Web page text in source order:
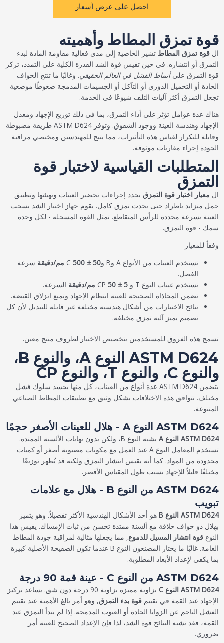
احصل على عرض أسعار
قوة تمزق المطاط وأهميته
ال قوة تمزق المطاط تشير الخاصية إلى مدى فعالية مقاومة المادة لبدء
التمزق أو انتشاره. في حين تقيس قوة الشد القدرة الكلية على التمدد، تركز
قوة التمزق علىأنماط الفشل في العالم الحقيقي. وغالبًا ما تنتج الحواف
الحادة أو التحميل الدوري أو التآكل أو الجسيمات المدمجة ضغوطًا موضعية
تجعل التمزق أكثر آليات التلف شيوعًا في الخدمة.
هناك عدة عوامل تؤثر على أداء التمزق، بما في ذلك توزيع الإجهاد ومعدل
الإجهاد وهندسة العينة ووجود الشقوق. وتوفر ASTM D624 طريقة مضبوطة
وقابلة للتكرار لقياس هذه التأثيرات، مما يتيح للمهندسين ومختصي مراقبة
الجودة إجراء مقارنات موثوقة.
المتطلبات القياسية لاختبار قوة
التمزق
ال معيار اختبار قوة التمزق يحدد إجراءات تحضير العينات وتهيئتها وتطبيق
حمل متزايد باطراد حتى يحدث تمزق كامل. يقوم جهاز اختبار الشد بسحب
العينة بسرعة محددة للرأس المتقاطع. تمثل القوة المسجلة - لكل وحدة
سمك - قوة التمزق.
وفقاً للمعيار
تستخدم العينات من الأنواع A وB وC
500 ± 50 مم/دقيقة
سرعة
الفصل.
تستخدم عينات النوع T و CP
50 ± 5 مم/دقيقة
السرعة.
تضمن المحاذاة الصحيحة للعينة انتظام الإجهاد وتمنع انزلاق القبضة.
نتائج الاختبارات من أشكال هندسية مختلفة غير قابلة للتبديل لأن كل
تصميم يميز آلية تمزق مختلفة.
تسمح هذه الفروق للمستخدمين بتخصيص الاختبار لظروف منتج معين.
ASTM D624 النوع A، والنوع B،
والنوع C، والنوع T، والنوع CP
يتضمن ASTM D624 عدة أنواع من العينات، كل منها يجسد سلوك فشل
مختلف. تتوافق هذه الاختلافات بشكل وثيق مع تطبيقات المطاط الصناعي
المتنوعة.
ASTM D624 النوع A - هلال للعينات الأصغر حجمًا
ASTM D624 النوع A
يشبه النوع B، ولكن بدون نهايات الألسنة الممتدة.
تستخدم المعامل النوع A عند العمل مع مكونات مصبوبة أصغر أو كميات
محدودة من المواد. كما أنه يقيس انتشار التمزق ولكنه قد يُظهر توزيعًا
مختلفًا قليلاً للإجهاد بسبب طول المقياس الأقصر.
ASTM D624 من النوع B - هلال مع علامات
تبويب
ASTM D624 النوع B
هو أحد الأشكال الهندسية الأكثر تفضيلاً. وهو يتميز
بهلال ذو حواف حلاقة مع ألسنة ممتدة تحسن من ثبات الإمساك. يقيس هذا
النوع قوة انتشار المسيل للدموع, مما يجعلها مثالية لمراقبة جودة المطاط
العامة. غالبًا ما يختار المصنعون النوع B عندما تكون الصفيحة الأصلية كبيرة
بما يكفي لإعداد الأبعاد المطلوبة.
ASTM D624 من النوع C - عينة قمة 90 درجة
ASTM D624 النوع C
بزاوية مميزة بزاوية 90 درجة دون شق. يساعد تركيز
الإجهاد عند القمة في تقييم قوة بدء التمزق, وهو أمر بالغ الأهمية عند تقييم
الفشل الناجم عن الزوايا الحادة أو العيوب المدمجة. إذا لم يبدأ التمزق عند
القمة، فقد تشبه النتائج قوة الشد، لذا فإن الإعداد الصحيح للعينة أمر
ضروري.